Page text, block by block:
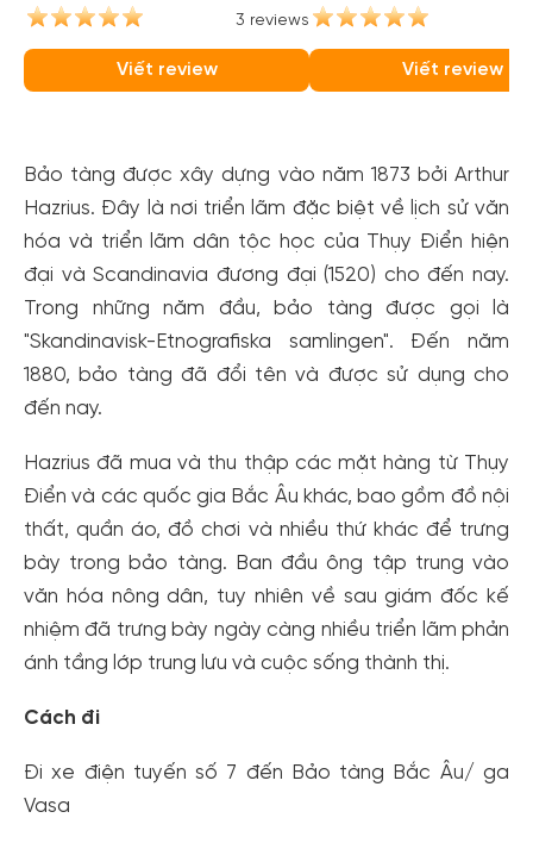
3 reviews
Viết review
(Drottninggatan
Street)
Viết review
Bảo tàng được xây dựng vào năm 1873 bởi Arthur
Hazrius. Đây là nơi triển lãm đặc biệt về lịch sử văn
hóa và triển lãm dân tộc học của Thụy Điển hiện
đại và Scandinavia đương đại (1520) cho đến nay.
Trong những năm đầu, bảo tàng được gọi là
"Skandinavisk-Etnografiska samlingen". Đến năm
1880, bảo tàng đã đổi tên và được sử dụng cho
đến nay.
Hazrius đã mua và thu thập các mặt hàng từ Thụy
Điển và các quốc gia Bắc Âu khác, bao gồm đồ nội
thất, quần áo, đồ chơi và nhiều thứ khác để trưng
bày trong bảo tàng. Ban đầu ông tập trung vào
văn hóa nông dân, tuy nhiên về sau giám đốc kế
nhiệm đã trưng bày ngày càng nhiều triển lãm phản
ánh tầng lớp trung lưu và cuộc sống thành thị.
Cách đi
Đi xe điện tuyến số 7 đến Bảo tàng Bắc Âu/ ga
Vasa
Tạo tài khoản nhanh - nhận nhiều ưu
dành cho thành viên đến từ các đối tác của Gody.vn dành